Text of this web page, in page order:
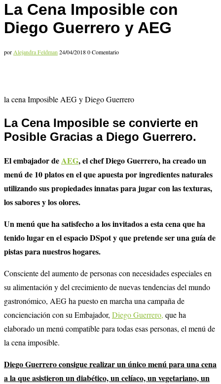
La Cena Imposible con
Diego Guerrero y AEG
por Alejandra Feldman 24/04/20180 Comentario
la cena Imposible AEG y Diego Guerrero
La Cena Imposible se convierte en
Posible Gracias a Diego Guerrero.
El embajador deAEG, el chef Diego Guerrero, ha creado un
menú de 10 platos en el que apuesta por ingredientes naturales
utilizando sus propiedades innatas para jugar con las texturas,
los sabores y los olores.
Un menú que ha satisfecho a los invitados a esta cena que ha
tenido lugar en el espacio DSpot y que pretende ser una guía de
pistas para nuestros hogares.
Consciente del aumento de personas con necesidades especiales en
su alimentación y del crecimiento de nuevas tendencias del mundo
gastronómico, AEG ha puesto en marcha una campaña de
concienciación con su Embajador, Diego Guerrero, que ha
elaborado un menú compatible para todas esas personas, el menú de
la cena imposible.
Diego Guerrero consigue realizar un único menú para una cena
a la que asistieron un diabético, un celíaco, un vegetariano, un